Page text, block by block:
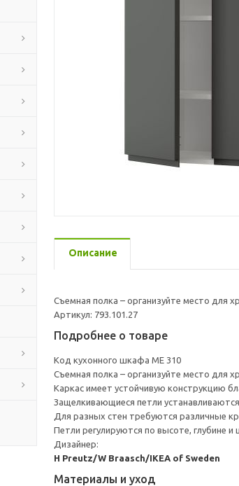
Описание
Съемная полка – организуйте место для
Артикул: 793.101.27
Подробнее о товаре
Код кухонного шкафа ME 310
Съемная полка – организуйте место для
Каркас имеет устойчивую конструкцию
Защелкивающиеся петли
Для разных стен требуются различные
Петли регулируются по высоте, глубине и
Дизайнер:
H Preutz/W Braasch/IKEA of Sweden
Материалы и уход